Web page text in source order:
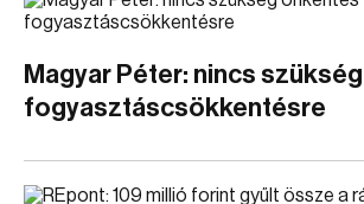
Magyar Péter: nincs
fogyasztáscsökkentésre